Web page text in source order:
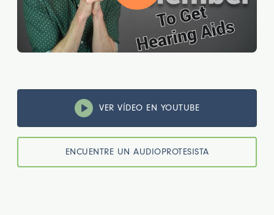
VER VÍDEO EN YOUTUBE
ENCUENTRE UN AUDIOPROTESISTA